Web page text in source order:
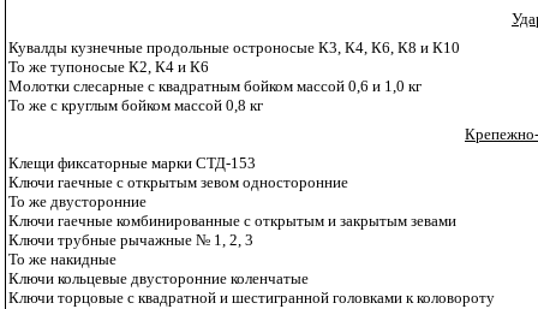
Кувалды кузнечные продольные остроносые К3, К4, К6, К8 и К10
То же тупоносые К2, К4 и К6
Молотки слесарные с квадратным бойком массой 0,6 и 1,0 кг
То же с круглым бойком массой 0,8 кг
Клещи фиксаторные марки СТД-153
Ключи гаечные с открытым зевом односторонние
То же двусторонние
Ключи гаечные комбинированные с открытым и закрытым зевами
Ключи трубные рычажные № 1, 2, 3
То же накидные
Ключи кольцевые двусторонние коленчатые
Ключи торцовые с квадратной и шестигранной головками к коловороту